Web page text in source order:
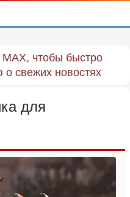
чтобы быстро
свежих новостях
для